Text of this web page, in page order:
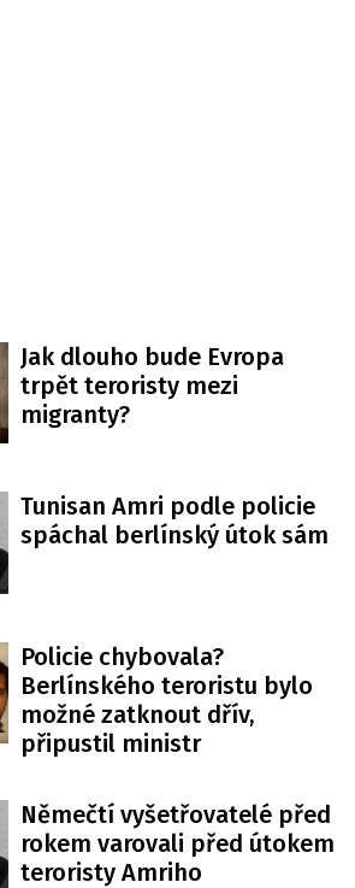
Jak dlouho bude Evropa
trpět teroristy mezi
migranty?
Tunisan Amri podle policie
spáchal berlínský útok sám
Policie chybovala?
Berlínského teroristu bylo
možné zatknout dřív,
připustil ministr
Němečtí vyšetřovatelé před
rokem varovali před útokem
teroristy Amriho